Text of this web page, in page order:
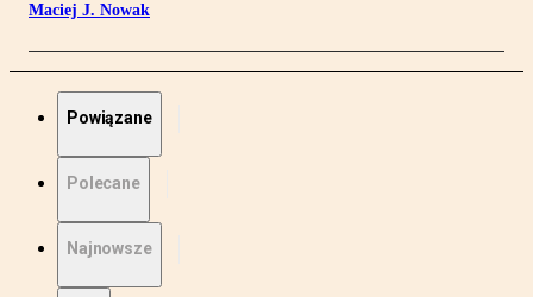
Maciej J. Nowak
Powiązane
Polecane
Najnowsze